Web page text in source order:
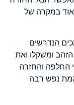
במקרה של
הנדרשים
ומשקלו ואת
החלפה והחזרה
נפש רבה